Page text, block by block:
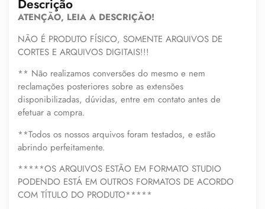
Descrição
ATENÇÃO, LEIA A DESCRIÇÃO!
NÃO É PRODUTO FÍSICO, SOMENTE ARQUIVOS DE
CORTES E ARQUIVOS DIGITAIS!!!
** Não realizamos conversões do mesmo e nem
reclamações posteriores sobre as extensões
disponibilizadas, dúvidas, entre em contato antes de
efetuar a compra.
**Todos os nossos arquivos foram testados, e estão
abrindo perfeitamente.
*****OS ARQUIVOS ESTÃO EM FORMATO STUDIO
PODENDO ESTÁ EM OUTROS FORMATOS DE ACORDO
COM TÍTULO DO PRODUTO*****